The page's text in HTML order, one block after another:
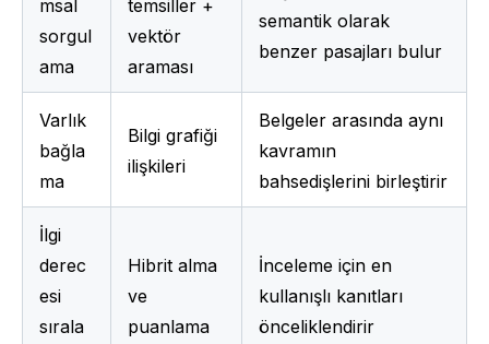
msal
sorgul
ama
temsiller +
vektör
araması
semantik olarak
benzer pasajları bulur
Varlık
bağla
ma
Bilgi grafiği
ilişkileri
Belgeler arasında aynı
kavramın
bahsedişlerini birleştirir
İlgi
derec
esi
sırala
Hibrit alma
ve
puanlama
İnceleme için en
kullanışlı kanıtları
önceliklendirir